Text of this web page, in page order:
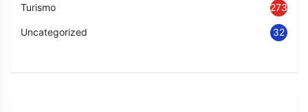
Turismo 273
Uncategorized 32